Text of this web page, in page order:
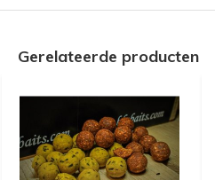
Gerelateerde producten